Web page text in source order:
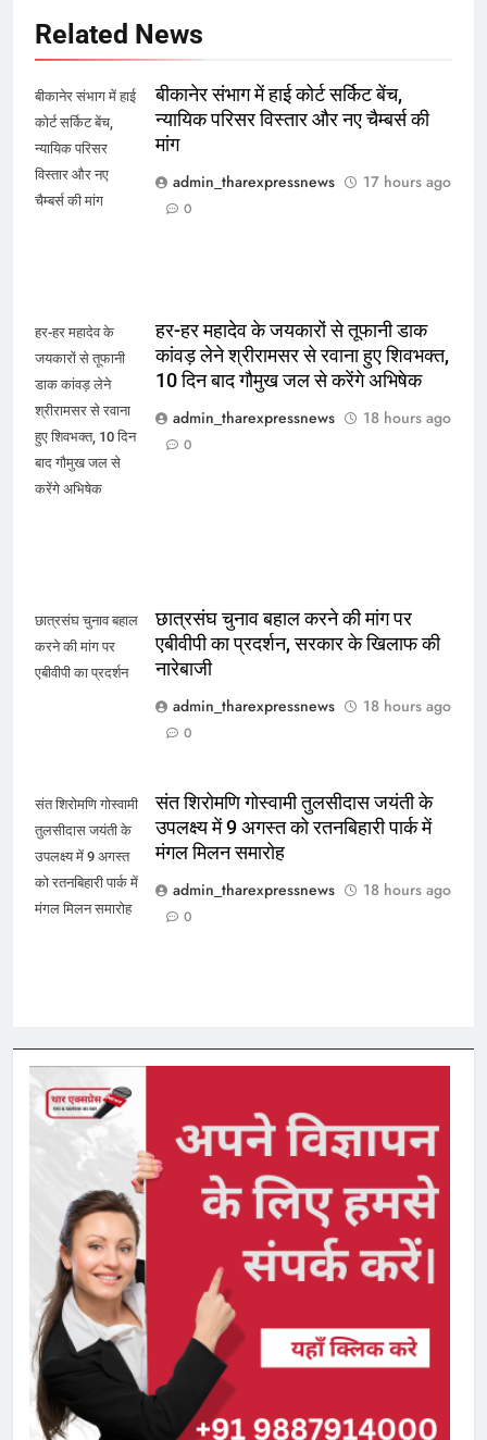
Related News
बीकानेर संभाग में हाई
कोर्ट सर्किट बेंच,
न्यायिक परिसर
विस्तार और नए
चैम्बर्स की मांग
बीकानेर संभाग में हाई कोर्ट सर्किट बेंच,
न्यायिक परिसर विस्तार और नए चैम्बर्स की
मांग
admin_tharexpressnews
17 hours ago
0
हर-हर महादेव के
जयकारों से तूफानी
डाक कांवड़ लेने
श्रीरामसर से रवाना
हुए शिवभक्त, 10 दिन
बाद गौमुख जल से
करेंगे अभिषेक
हर-हर महादेव के जयकारों से तूफानी डाक
कांवड़ लेने श्रीरामसर से रवाना हुए शिवभक्त,
10 दिन बाद गौमुख जल से करेंगे अभिषेक
admin_tharexpressnews
18 hours ago
0
छात्रसंघ चुनाव बहाल
करने की मांग पर
एबीवीपी का प्रदर्शन
छात्रसंघ चुनाव बहाल करने की मांग पर
एबीवीपी का प्रदर्शन, सरकार के खिलाफ की
नारेबाजी
admin_tharexpressnews
18 hours ago
0
संत शिरोमणि गोस्वामी
तुलसीदास जयंती के
उपलक्ष्य में 9 अगस्त
को रतनबिहारी पार्क में
मंगल मिलन समारोह
संत शिरोमणि गोस्वामी तुलसीदास जयंती के
उपलक्ष्य में 9 अगस्त को रतनबिहारी पार्क में
मंगल मिलन समारोह
admin_tharexpressnews
18 hours ago
0